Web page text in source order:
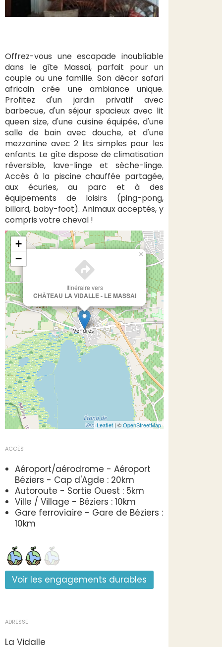
Offrez-vous une escapade inoubliable
dans le gîte Massai, parfait pour un
couple ou une famille. Son décor safari
africain crée une ambiance unique.
Profitez d'un jardin privatif avec
barbecue, d'un séjour spacieux avec lit
queen size, d'une cuisine équipée, d'une
salle de bain avec douche, et d'une
mezzanine avec 2 lits simples pour les
enfants. Le gîte dispose de climatisation
réversible, lave-linge et sèche-linge.
Accès à la piscine chauffée partagée,
aux écuries, au parc et à des
équipements de loisirs (ping-pong,
billard, baby-foot). Animaux acceptés, y
compris votre cheval !
Itinéraire vers
CHÂTEAU LA VIDALLE - LE MASSAI
×
+
−
Leaflet | ©OpenStreetMap
ACCÈS
Aéroport/aérodrome - Aéroport
Béziers - Cap d'Agde : 20km
Autoroute - Sortie Ouest : 5km
Ville / Village - Béziers : 10km
Gare ferroviaire - Gare de Béziers :
10km
Voir les engagements durables
ADRESSE
La Vidalle